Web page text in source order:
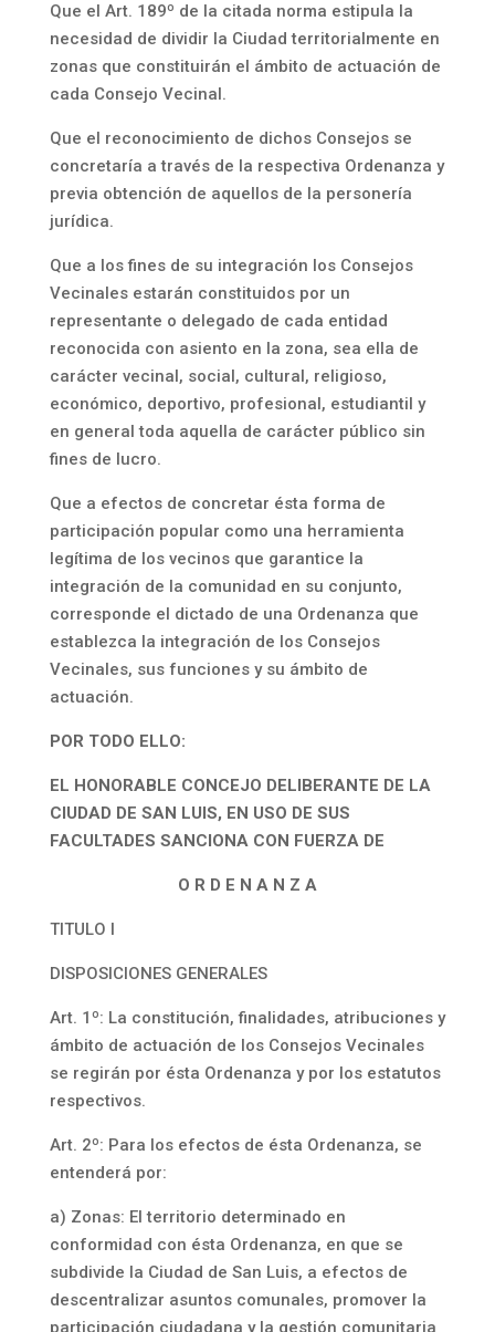
Que el Art. 189º de la citada norma estipula la
necesidad de dividir la Ciudad territorialmente en
zonas que constituirán el ámbito de actuación de
cada Consejo Vecinal.
Que el reconocimiento de dichos Consejos se
concretaría a través de la respectiva Ordenanza y
previa obtención de aquellos de la personería
jurídica.
Que a los fines de su integración los Consejos
Vecinales estarán constituidos por un
representante o delegado de cada entidad
reconocida con asiento en la zona, sea ella de
carácter vecinal, social, cultural, religioso,
económico, deportivo, profesional, estudiantil y
en general toda aquella de carácter público sin
fines de lucro.
Que a efectos de concretar ésta forma de
participación popular como una herramienta
legítima de los vecinos que garantice la
integración de la comunidad en su conjunto,
corresponde el dictado de una Ordenanza que
establezca la integración de los Consejos
Vecinales, sus funciones y su ámbito de
actuación.
POR TODO ELLO:
EL HONORABLE CONCEJO DELIBERANTE DE LA
CIUDAD DE SAN LUIS, EN USO DE SUS
FACULTADES SANCIONA CON FUERZA DE
O R D E N A N Z A
TITULO I
DISPOSICIONES GENERALES
Art. 1º: La constitución, finalidades, atribuciones y
ámbito de actuación de los Consejos Vecinales
se regirán por ésta Ordenanza y por los estatutos
respectivos.
Art. 2º: Para los efectos de ésta Ordenanza, se
entenderá por:
a) Zonas: El territorio determinado en
conformidad con ésta Ordenanza, en que se
subdivide la Ciudad de San Luis, a efectos de
descentralizar asuntos comunales, promover la
participación ciudadana y la gestión comunitaria